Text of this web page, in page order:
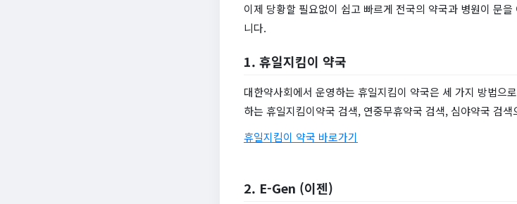
이제 당황할 필요없이 쉽고 빠르게 전국의 약국과 병원이 문
니다.
1. 휴일지킴이 약국
대한약사회에서 운영하는 휴일지킴이 약국은 세 가지 방법으
하는 휴일지킴이약국 검색, 연중무휴약국 검색, 심야약국 검
휴일지킴이 약국 바로가기
2. E-Gen (이젠)